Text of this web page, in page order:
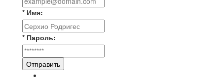
* Имя:
* Пароль:
Отправить